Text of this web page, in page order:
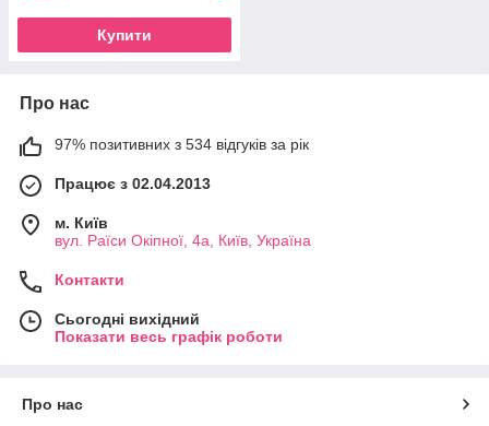
Купити
Про нас
97% позитивних з 534 відгуків за рік
Працює з 02.04.2013
м. Київ
вул. Раїси Окіпної, 4а, Київ, Україна
Контакти
Сьогодні вихідний
Показати весь графік роботи
Про нас